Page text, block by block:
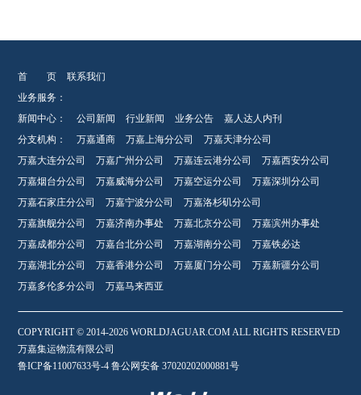
首 页
联系我们
业务服务：
新闻中心：
公司新闻 行业新闻 业务公告
嘉人达人内刊
分支机构：
万嘉通商 万嘉上海分公司
万嘉天津分公司
万嘉大连分公司
万嘉广州分公司 万嘉连云港分公司
万嘉西安分公司
万嘉烟台分公司
万嘉威海分公司 万嘉空运分公司
万嘉深圳分公司
万嘉石家庄分公司
万嘉宁波分公司
万嘉洛杉矶分公司
万嘉旗舰分公司
万嘉济南办事处 万嘉北京分公司
万嘉滨州办事处
万嘉成都分公司
万嘉台北分公司 万嘉湖南分公司
万嘉铁必达
万嘉湖北分公司
万嘉香港分公司 万嘉厦门分公司
万嘉新疆分公司
万嘉多伦多分公司
万嘉马来西亚
COPYRIGHT © 2014-2026 WORLDJAGUAR.COM ALL RIGHTS RESERVED
万嘉集运物流有限公司
鲁ICP备11007633号-4 鲁公网安备 37020202000881号